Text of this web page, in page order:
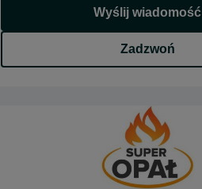
Wyślij wiadomość
Zadzwoń